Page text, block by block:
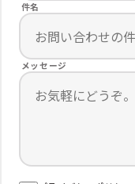
件名
メッセージ